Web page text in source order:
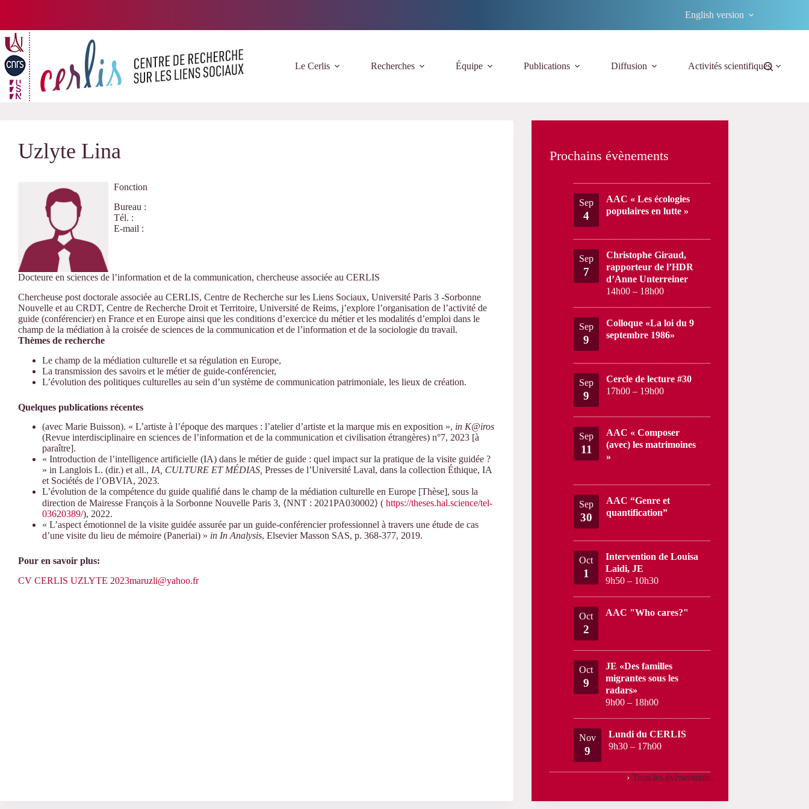
English version
Le Cerlis Recherches Équipe Publications Diffusion Activités scientifiques
Uzlyte Lina
Fonction
Bureau :
Tél. :
E-mail :
Docteure en sciences de l’information et de la communication, chercheuse associée au CERLIS
Chercheuse post doctorale associée au CERLIS, Centre de Recherche sur les Liens Sociaux, Université Paris 3 -Sorbonne
Nouvelle et au CRDT, Centre de Recherche Droit et Territoire, Université de Reims, j’explore l’organisation de l’activité de
guide (conférencier) en France et en Europe ainsi que les conditions d’exercice du métier et les modalités d’emploi dans le
champ de la médiation à la croisée de sciences de la communication et de l’information et de la sociologie du travail.
Thèmes de recherche
Le champ de la médiation culturelle et sa régulation en Europe,
La transmission des savoirs et le métier de guide-conférencier,
L’évolution des politiques culturelles au sein d’un système de communication patrimoniale, les lieux de création.
Quelques publications récentes
(avec Marie Buisson). « L’artiste à l’époque des marques : l’atelier d’artiste et la marque mis en exposition », in K@iros
(Revue interdisciplinaire en sciences de l’information et de la communication et civilisation étrangères) n°7, 2023 [à
paraître].
« Introduction de l’intelligence artificielle (IA) dans le métier de guide : quel impact sur la pratique de la visite guidée ?
» in Langlois L. (dir.) et all., IA, CULTURE ET MÉDIAS, Presses de l’Université Laval, dans la collection Éthique, IA
et Sociétés de l’OBVIA, 2023.
L’évolution de la compétence du guide qualifié dans le champ de la médiation culturelle en Europe [Thèse], sous la
direction de Mairesse François à la Sorbonne Nouvelle Paris 3, ⟨NNT : 2021PA030002⟩ ( https://theses.hal.science/tel-
03620389/), 2022.
« L’aspect émotionnel de la visite guidée assurée par un guide-conférencier professionnel à travers une étude de cas
d’une visite du lieu de mémoire (Paneriai) » in In Analysis, Elsevier Masson SAS, p. 368-377, 2019.
Pour en savoir plus:
CV CERLIS UZLYTE 2023maruzli@yahoo.fr
Prochains évènements
Sep
4
AAC « Les écologies
populaires en lutte »
Sep
7
Christophe Giraud,
rapporteur de l’HDR
d’Anne Unterreiner
14h00 – 18h00
Sep
9
Colloque «La loi du 9
septembre 1986»
Sep
9
Cercle de lecture #30
17h00 – 19h00
Sep
11
AAC « Composer
(avec) les matrimoines
»
Sep
30
AAC “Genre et
quantification”
Oct
1
Intervention de Louisa
Laidi, JE
9h50 – 10h30
Oct
2
AAC "Who cares?"
Oct
9
JE «Des familles
migrantes sous les
radars»
9h00 – 18h00
Nov
9
Lundi du CERLIS
9h30 – 17h00
› Tous les évènements